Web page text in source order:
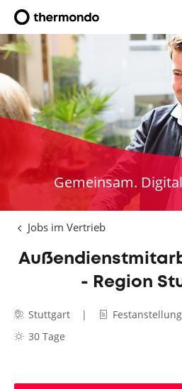
Gemeinsam.
Jobs im Vertrieb
- Region
Stuttgart Festanstellung
30 Tage